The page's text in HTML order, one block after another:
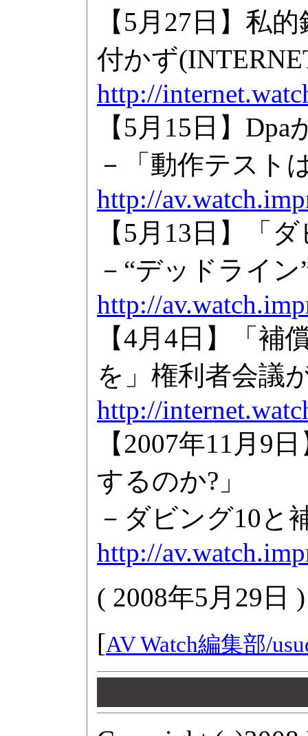
【5月27日】私
付かず
http://
【5月15日】
－「動作テスト
http://
【5月13日】「
－“デッドライ
http://
【4月4日】「
を」権利者会議
http://
【2007年11月9
するのか?」
－ダビング10と
http://
( 2008年5月29日 )
[AV Watch編集部/